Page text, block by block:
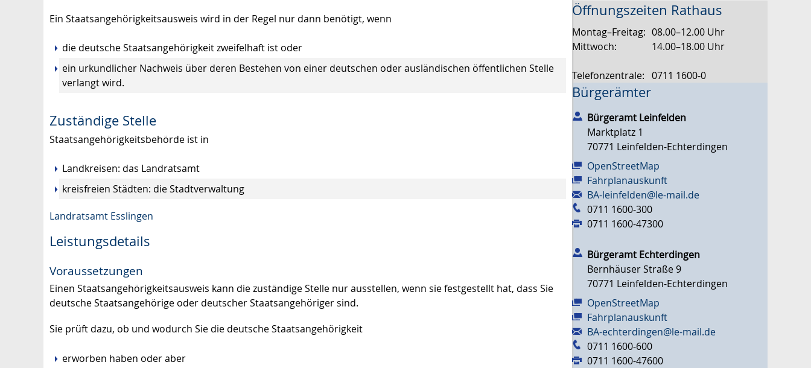
Ein Staatsangehörigkeitsausweis wird in der Regel nur dann benötigt, wenn
die deutsche Staatsangehörigkeit zweifelhaft ist oder
ein urkundlicher Nachweis über deren Bestehen von einer deutschen oder ausländischen öffentlichen Stelle
verlangt wird.
Zuständige Stelle
Staatsangehörigkeitsbehörde ist in
Landkreisen: das Landratsamt
kreisfreien Städten: die Stadtverwaltung
Landratsamt Esslingen
Leistungsdetails
Voraussetzungen
Einen Staatsangehörigkeitsausweis kann die zuständige Stelle nur ausstellen, wenn sie festgestellt hat, dass Sie
deutsche Staatsangehörige oder deutscher Staatsangehöriger sind.
Sie prüft dazu, ob und wodurch Sie die deutsche Staatsangehörigkeit
erworben haben oder aber
Öffnungszeiten Rathaus
Montag–Freitag: 08.00–12.00 Uhr
Mittwoch:
14.00–18.00 Uhr
Telefonzentrale: 0711 1600-0
Bürgerämter
Bürgeramt Leinfelden
Marktplatz 1
70771 Leinfelden-Echterdingen
OpenStreetMap
Fahrplanauskunft
BA-leinfelden@le-mail.de
0711 1600-300
0711 1600-47300
Bürgeramt Echterdingen
Bernhäuser Straße 9
70771 Leinfelden-Echterdingen
OpenStreetMap
Fahrplanauskunft
BA-echterdingen@le-mail.de
0711 1600-600
0711 1600-47600